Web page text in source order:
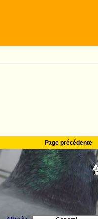
Page précédente